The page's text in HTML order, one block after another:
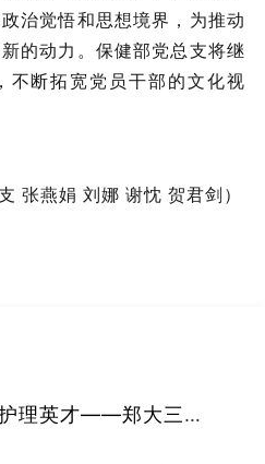
治觉悟和思想境界，为推动
的动力。保健部党总支将继
不断拓宽党员干部的文化视
张燕娟 刘娜 谢忱 贺君剑）
聚力专科赋能 培育护理英才——郑大三附院举办2026年中华护理学会新生儿专科护士临床实践培训班开班典礼